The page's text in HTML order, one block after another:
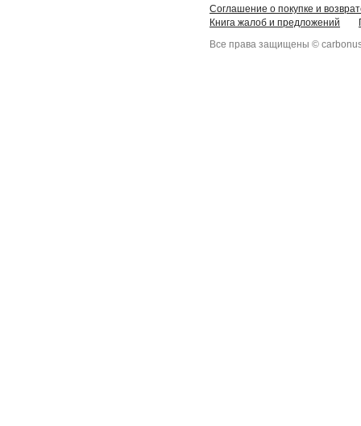
Соглашение о покупке и
Книга жалоб и предложений
Все права защищены ©